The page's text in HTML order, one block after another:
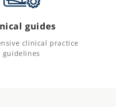
guides
clinical practice
guidelines